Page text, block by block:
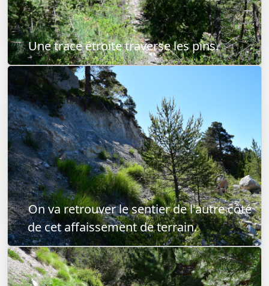
Une trace étroite traverse les pins.
On va retrouver le sentier de l'autre côté
de cet affaissement de terrain.